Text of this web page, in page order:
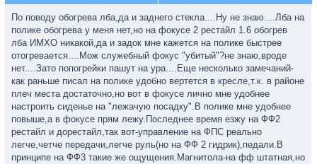
По поводу обогрева лба,да и заднего стекла....Ну не знаю....Лба на
полике обогрева у меня нет,но на фокусе 2 рестайл 1.6 обогрев
лба ИМХО никакой,да и задок мне кажется на полике быстрее
отогревается....Мож служебный фокус "убитый"?не знаю,вроде
нет....Зато попогрейки пашут на ура....Еще несколько замечаний-
как раньше писал на полике удобно вертется в кресле,т.к. в районе
плеч места достаточно,но вот в фокусе лично мне удобнее
настроить сиденье на "лежачую посадку".В полике мне удобнее
повыше,а в фокусе прям лежу.Последнее время езжу на ФФ2
рестайл и дорестайл,так вот-управление на ФПС реально
легче,четче передачи,легче руль(но на ФФ 2 гидрик),педали.В
принципе на ФФ3 такие же ощущения.Магнитола-на фф штатная,но